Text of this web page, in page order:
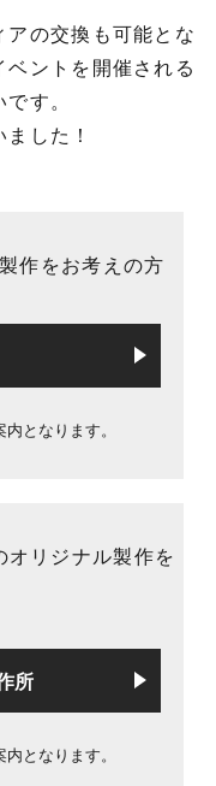
の交換も可能とな
ントを開催される
す。
した！
作をお考えの方
となります。
リジナル製作を
所
となります。